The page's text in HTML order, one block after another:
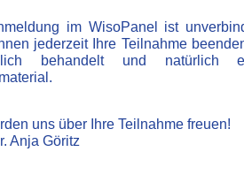
im WisoPanel ist
jederzeit Ihre Teilnahme
behandelt und natürlich
uns über Ihre Teilnahme freuen!
Anja Göritz